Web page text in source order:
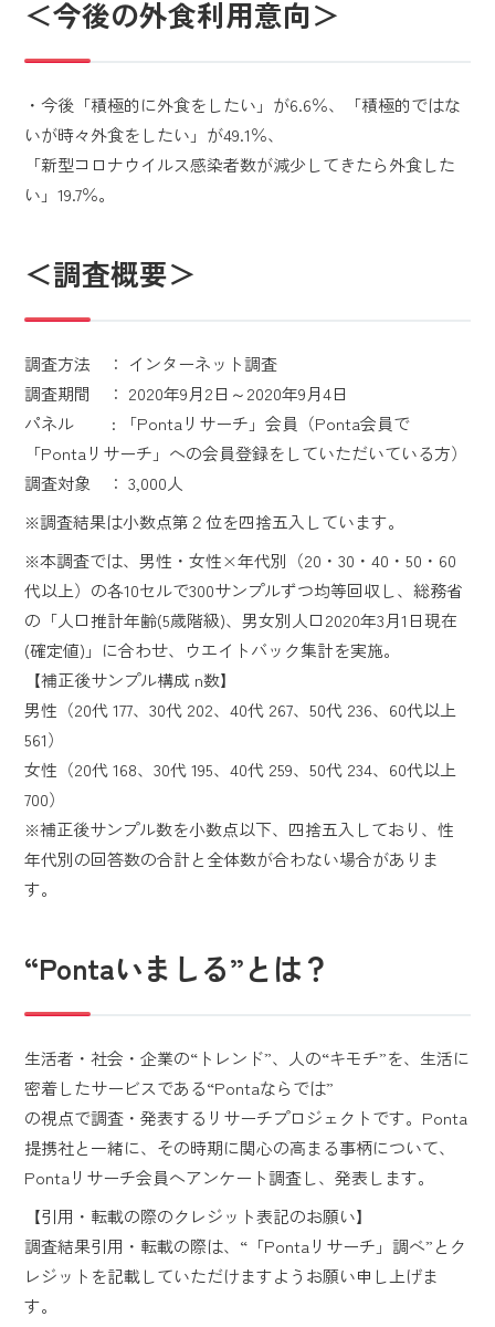
＜今後の外食利用意向＞
・今後「積極的に外食をしたい」が6.6％、「積極的ではな
いが時々外食をしたい」が49.1％、
「新型コロナウイルス感染者数が減少してきたら外食した
い」19.7％。
＜調査概要＞
調査方法 ： インターネット調査
調査期間 ： 2020年9月2日～2020年9月4日
パネル : 「Pontaリサーチ」会員（Ponta会員で
「Pontaリサーチ」への会員登録をしていただいている方）
調査対象 ： 3,000人
※調査結果は小数点第２位を四捨五入しています。
※本調査では、男性・女性×年代別（20・30・40・50・60
代以上）の各10セルで300サンプルずつ均等回収し、総務省
の「人口推計年齢(5歳階級)、男女別人口2020年3月1日現在
(確定値)」に合わせ、ウエイトバック集計を実施。
【補正後サンプル構成 n数】
男性（20代 177、30代 202、40代 267、50代 236、60代以上
561）
女性（20代 168、30代 195、40代 259、50代 234、60代以上
700）
※補正後サンプル数を小数点以下、四捨五入しており、性
年代別の回答数の合計と全体数が合わない場合がありま
す。
“Pontaいましる”とは？
生活者・社会・企業の“トレンド”、人の“キモチ”を、生活に
密着したサービスである“Pontaならでは”
の視点で調査・発表するリサーチプロジェクトです。Ponta
提携社と一緒に、その時期に関心の高まる事柄について、
Pontaリサーチ会員へアンケート調査し、発表します。
【引用・転載の際のクレジット表記のお願い】
調査結果引用・転載の際は、“「Pontaリサーチ」調べ”とク
レジットを記載していただけますようお願い申し上げま
す。